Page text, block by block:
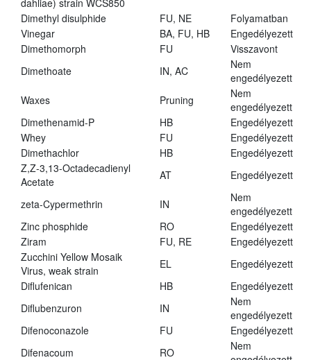
dahliae) strain WCS850
Dimethyl disulphide FU, NE
Folyamatban
Vinegar
BA, FU, HB
Engedélyezett
Dimethomorph
FU
Visszavont
Dimethoate
IN, AC
Nem
engedélyezett
Waxes
Pruning
Nem
engedélyezett
Dimethenamid-P
HB
Engedélyezett
Whey
FU
Engedélyezett
Dimethachlor
HB
Engedélyezett
Z,Z-3,13-Octadecadienyl
Acetate
AT Engedélyezett
zeta-Cypermethrin IN
Nem
engedélyezett
Zinc phosphide
RO
Engedélyezett
Ziram
FU, RE
Engedélyezett
Zucchini Yellow Mosaik
Virus, weak strain
EL
Engedélyezett
Diflufenican
HB
Engedélyezett
Diflubenzuron
IN
Nem
engedélyezett
Difenoconazole
FU
Engedélyezett
Difenacoum
RO
Nem